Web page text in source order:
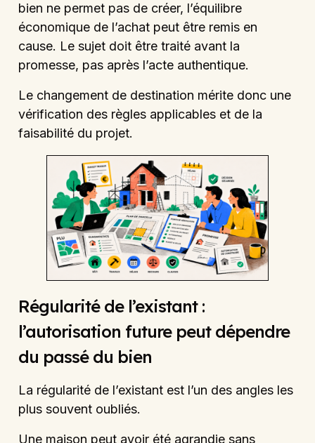
bien ne permet pas de créer, l’équilibre
économique de l’achat peut être remis en
cause. Le sujet doit être traité avant la
promesse, pas après l’acte authentique.
Le changement de destination mérite donc une
vérification des règles applicables et de la
faisabilité du projet.
Régularité de l’existant :
l’autorisation future peut dépendre
du passé du bien
La régularité de l’existant est l’un des angles les
plus souvent oubliés.
Une maison peut avoir été agrandie sans